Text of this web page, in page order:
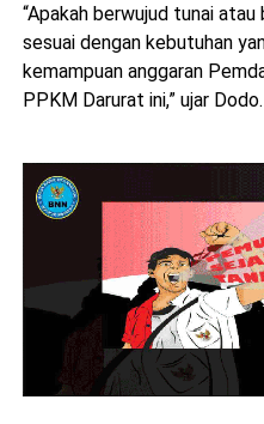
“Apakah berwujud tunai
sesuai dengan kebutuhan
kemampuan anggaran
PPKM Darurat ini,” ujar Dodo.